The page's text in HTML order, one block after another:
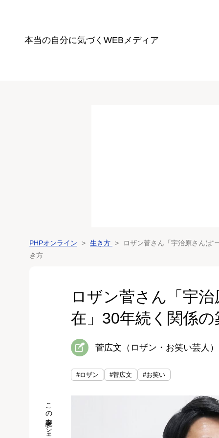
本当の自分に気づく WEBメディア
PHPオンライン 生き方
ロザン菅さん「宇治原さんは“
き方
ロザン菅さん「宇
在」30年続く関係の
菅広文（ロザン・お笑い芸人）
#ロザン #菅広文 #お笑い
この記事をシェア